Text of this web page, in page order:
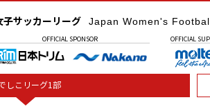
サッカーリーグ Japan Women's
OFFICIAL SPONSOR OFFICIAL
しこリーグ1部